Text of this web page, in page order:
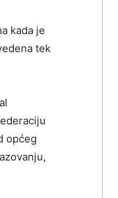
kada je
tek
općeg